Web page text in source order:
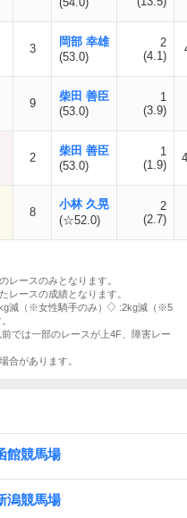
3
岡部 幸雄
(53.0)
2
(4.1)
9
柴田 善臣
(53.0)
1
(3.9)
2
柴田 善臣
(53.0)
1
(1.9)
8
小林 久晃
(☆52.0)
2
(2.7)
レースのみとなります。
ースの成績となります。
減（※女性騎手のみ）
:2kg減（※5
では一部のレースが上4F、障害レー
合があります。
館競馬場
潟競馬場